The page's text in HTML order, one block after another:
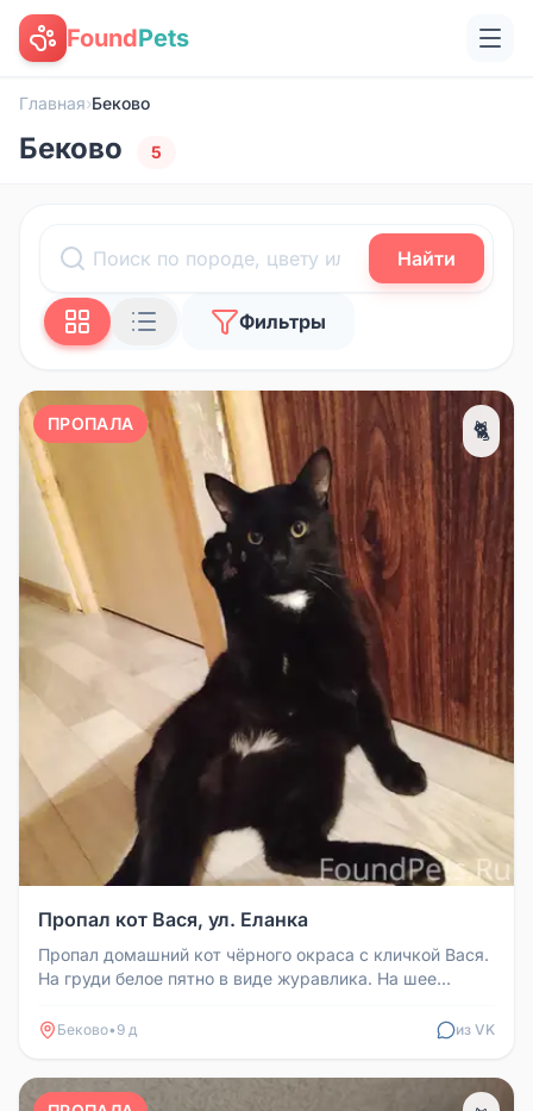
FoundPets
Главная›Беково
Беково 5
Найти
Фильтры
ПРОПАЛА 🐈
Пропал кот Вася, ул. Еланка
Пропал домашний кот чёрного окраса с кличкой Вася.
На груди белое пятно в виде журавлика. На шее
Беково• 9 д из VK